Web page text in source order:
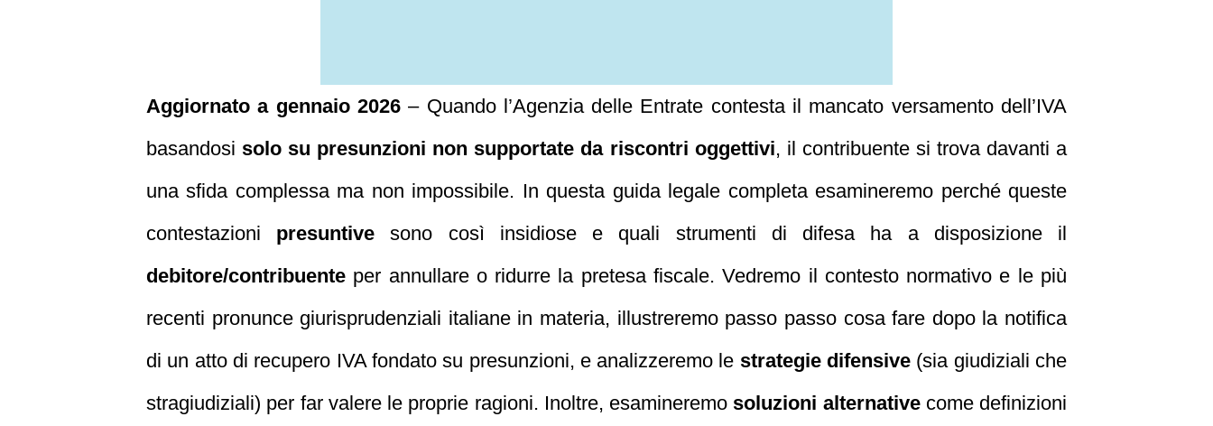
Aggiornato a gennaio 2026– Quando l’Agenzia delle Entrate contesta il mancato versamento dell’IVA
basandosi solo su presunzioni non supportate da riscontri oggettivi, il contribuente si trova davanti a
una sfida complessa ma non impossibile. In questa guida legale completa esamineremo perché queste
contestazioni presuntive sono così insidiose e quali strumenti di difesa ha a disposizione il
debitore/contribuente per annullare o ridurre la pretesa fiscale. Vedremo il contesto normativo e le più
recenti pronunce giurisprudenziali italiane in materia, illustreremo passo passo cosa fare dopo la notifica
di un atto di recupero IVA fondato su presunzioni, e analizzeremo le strategie difensive (sia giudiziali che
stragiudiziali) per far valere le proprie ragioni. Inoltre, esamineremo soluzioni alternativecome definizioni